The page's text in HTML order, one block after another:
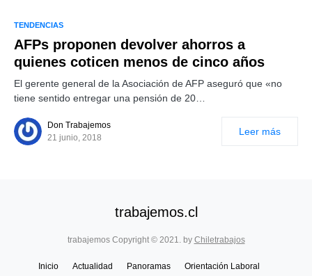
TENDENCIAS
AFPs proponen devolver ahorros a
quienes coticen menos de cinco años
El gerente general de la Asociación de AFP aseguró que «no
tiene sentido entregar una pensión de 20…
Don Trabajemos
21 junio, 2018
Leer más
trabajemos.cl
trabajemos Copyright © 2021. by Chiletrabajos
Inicio Actualidad Panoramas Orientación Laboral